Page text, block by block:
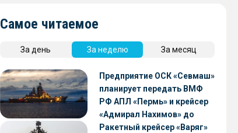
Самое читаемое
За день За неделю За месяц
Предприятие ОСК «Севмаш»
планирует передать ВМФ
РФ АПЛ «Пермь» и крейсер
«Адмирал Нахимов» до
конца 2026 года
Ракетный крейсер «Варяг»